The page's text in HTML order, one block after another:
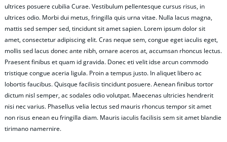
ultrices posuere cubilia Curae. Vestibulum pellentesque cursus risus, in
ultrices odio. Morbi dui metus, fringilla quis urna vitae. Nulla lacus magna,
mattis sed semper sed, tincidunt sit amet sapien. Lorem ipsum dolor sit
amet, consectetur adipiscing elit. Cras neque sem, congue eget iaculis eget,
mollis sed lacus donec ante nibh, ornare aceros at, accumsan rhoncus lectus.
Praesent finibus et quam id gravida. Donec eti velit idse arcun commodo
tristique congue aceria ligula. Proin a tempus justo. In aliquet libero ac
lobortis faucibus. Quisque facilisis tincidunt posuere. Aenean finibus tortor
dictum nisl semper, ac sodales odio volutpat. Maecenas ultricies hendrerit
nisi nec varius. Phasellus velia lectus sed mauris rhoncus tempor sit amet
non risus enean eu fringilla diam. Mauris iaculis facilisis sem sit amet blandie
tirimano namernire.